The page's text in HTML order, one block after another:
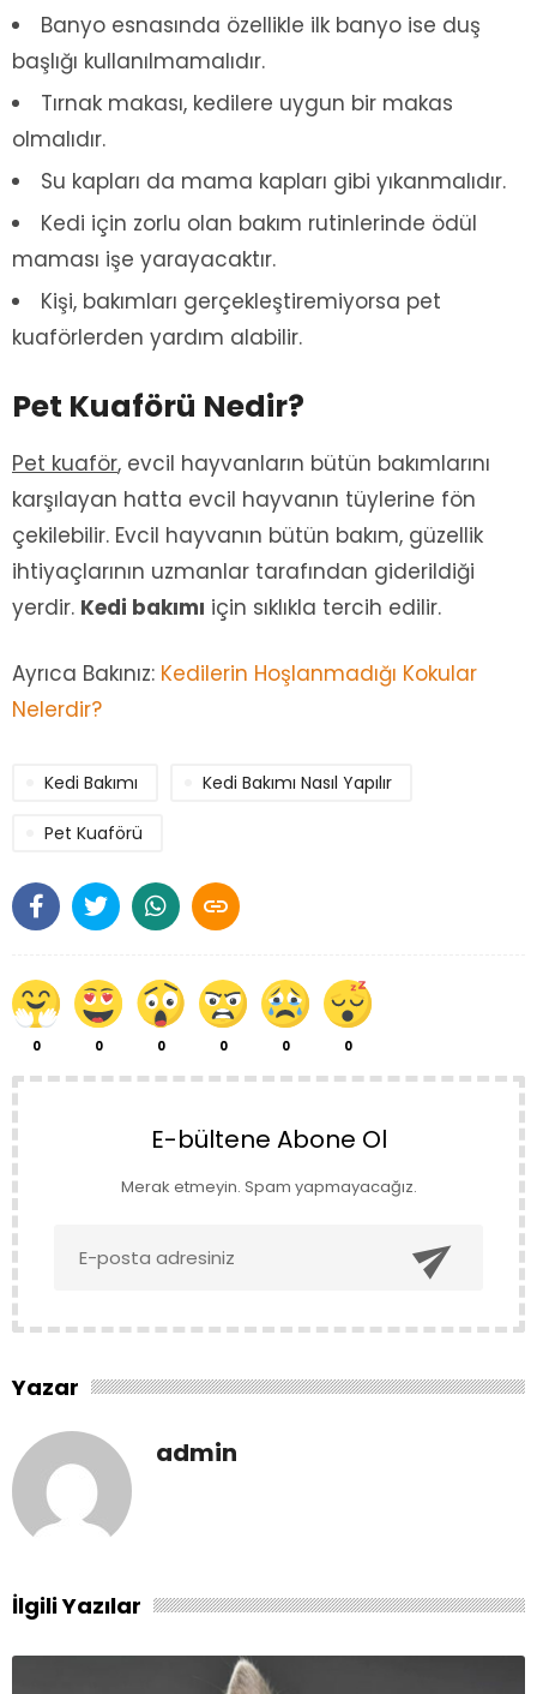

0 0 0 0 0 0
Banyo esnasında özellikle ilk banyo ise duş
başlığı kullanılmamalıdır.
Tırnak makası, kedilere uygun bir makas
olmalıdır.
Su kapları da mama kapları gibi yıkanmalıdır.
Kedi için zorlu olan bakım rutinlerinde ödül
maması işe yarayacaktır.
Kişi, bakımları gerçekleştiremiyorsa pet
kuaförlerden yardım alabilir.
Pet Kuaförü Nedir?
Pet kuaför, evcil hayvanların bütün bakımlarını
karşılayan hatta evcil hayvanın tüylerine fön
çekilebilir. Evcil hayvanın bütün bakım, güzellik
ihtiyaçlarının uzmanlar tarafından giderildiği
yerdir. Kedi bakımı için sıklıkla tercih edilir.
Ayrıca Bakınız: Kedilerin Hoşlanmadığı Kokular
Nelerdir?
Kedi Bakımı Kedi Bakımı Nasıl Yapılır
Pet Kuaförü
E-bültene Abone Ol
Merak etmeyin. Spam yapmayacağız.

Yazar
admin
İlgili Yazılar